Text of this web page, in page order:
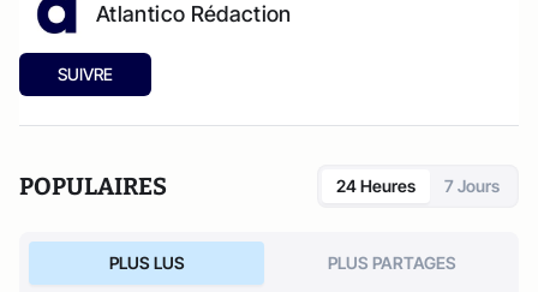
Atlantico Rédaction
SUIVRE
POPULAIRES 24 Heures 7 Jours
PLUS LUS PLUS PARTAGES